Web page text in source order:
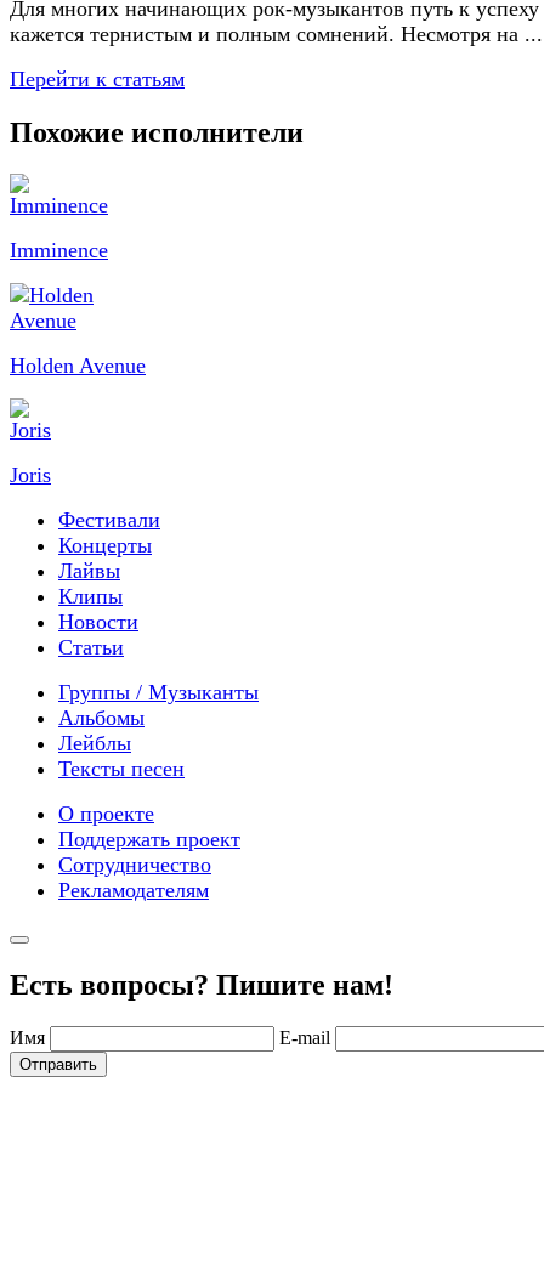
Для многих начинающих рок-музыкантов путь к успеху
кажется тернистым и полным сомнений. Несмотря на ...
Перейти к статьям
Похожие исполнители
Imminence
Holden Avenue
Joris
Фестивали
Концерты
Лайвы
Клипы
Новости
Статьи
Группы / Музыканты
Альбомы
Лейблы
Тексты песен
О проекте
Поддержать проект
Сотрудничество
Рекламодателям
Есть вопросы? Пишите нам!
Имя E-mail